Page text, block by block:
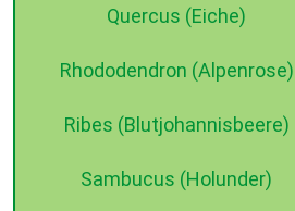
Quercus (Eiche)
Rhododendron (Alpenrose)
Ribes (Blutjohannisbeere)
Sambucus (Holunder)